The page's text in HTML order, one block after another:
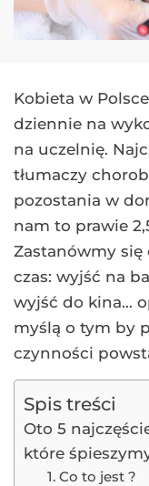
Kobieta w
dziennie na
na uczelnię.
tłumaczy
pozostania w
nam to prawie
Zastanówmy się
czas: wyjść na
wyjść do kina…
myślą o tym by
czynności
Spis treści
Oto 5
które
1. Co to jest ?